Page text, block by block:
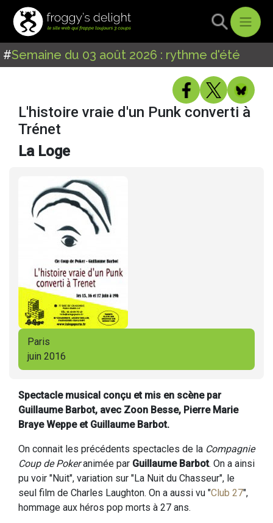
#Semaine du 03 août 2026 : rythme d'été
L'histoire vraie d'un Punk converti à
Trénet
La Loge
Paris
juin 2016
Spectacle musical conçu et mis en scène par
Guillaume Barbot, avec Zoon Besse, Pierre Marie
Braye Weppe et Guillaume Barbot.
On connait les précédents spectacles de la Compagnie
Coup de Pokeranimée par Guillaume Barbot. On a ainsi
pu voir "Nuit", variation sur "La Nuit du Chasseur", le
seul film de Charles Laughton. On a aussi vu "Club 27",
hommage aux héros pop morts à 27 ans.